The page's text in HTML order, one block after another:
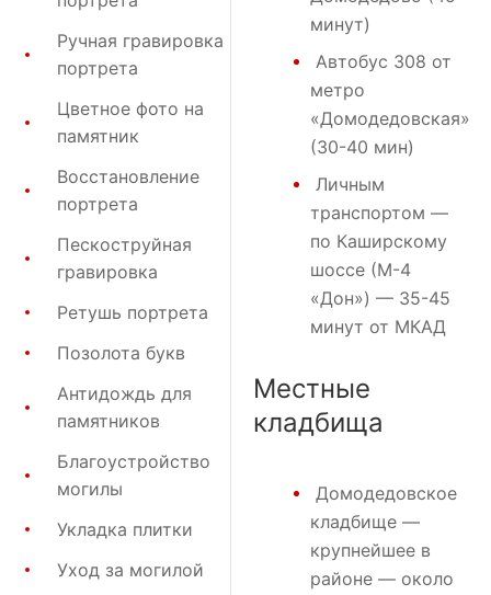
Ручная гравировка
портрета
Цветное фото на
памятник
Восстановление
портрета
Пескоструйная
гравировка
Ретушь портрета
Позолота букв
Антидождь для
памятников
Благоустройство
могилы
Укладка плитки
Уход за могилой
минут)
Автобус 308 от
метро
«Домодедовская»
(30-40 мин)
Личным
транспортом —
по Каширскому
шоссе (М-4
«Дон») — 35-45
минут от МКАД
Местные
кладбища
Домодедовское
кладбище —
крупнейшее в
районе — около